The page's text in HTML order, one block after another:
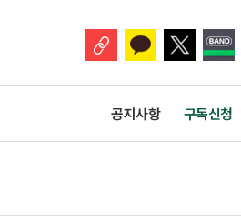
공지사항 구독신청